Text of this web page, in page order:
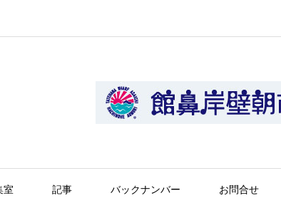
室 記事 バックナンバー お問合せ